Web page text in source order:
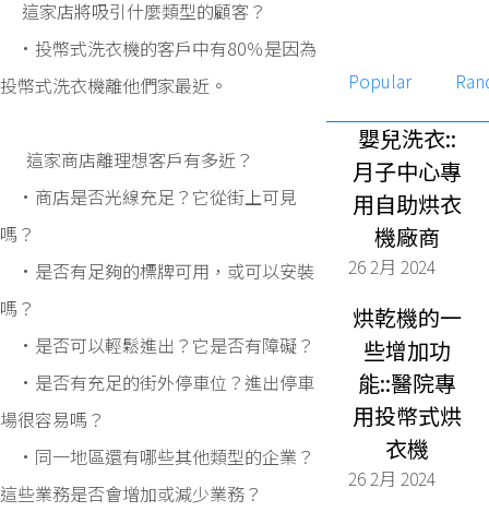
這家店將吸引什麼類型的顧客？
•投幣式洗衣機的客戶中有80％是因為
投幣式洗衣機離他們家最近。
這家商店離理想客戶有多近？
•商店是否光線充足？它從街上可見
嗎？
•是否有足夠的標牌可用，或可以安裝
嗎？
•是否可以輕鬆進出？它是否有障礙？
•是否有充足的街外停車位？進出停車
場很容易嗎？
•同一地區還有哪些其他類型的企業？
這些業務是否會增加或減少業務？
Popular
嬰兒洗衣::
月子中心專
用自助烘衣
機廠商
26 2月 2024
烘乾機的一
些增加功
能::醫院專
用投幣式烘
衣機
26 2月 2024